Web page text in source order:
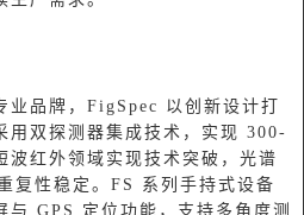
业品牌， FigSpec 以创新设计打
用双探测器集成技术，实现 300-
波红外领域实现技术突破，光谱
复性稳定。FS 系列手持式设备
GPS 定位功能，支持多角度测